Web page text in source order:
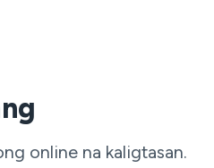
online na kaligtasan.